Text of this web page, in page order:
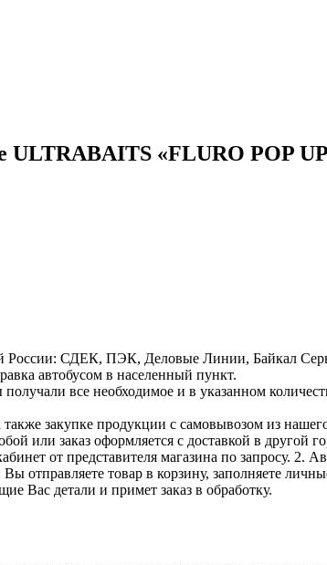
«FLURO POP
России: СДЕК, ПЭК, Деловые Линии, Байкал
автобусом в населенный пункт.
все необходимое и в указанном
закупке продукции с самовывозом из
или заказ оформляется с доставкой в другой
от представителя магазина по запросу.
отправляете товар в корзину, заполняете
Вас детали и примет заказ в обработку.